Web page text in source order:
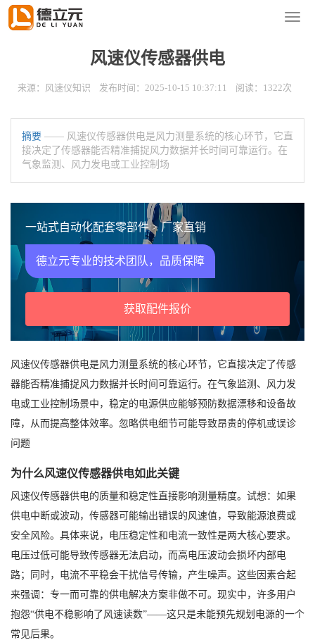
导
您的位置：首页
风速仪传感器供电
来源：风速仪知识 发布时间：2025-10-15 10:37:11 阅读：1322次
摘要 —— 风速仪传感器供电是风力测量系统的核心环节，它直
接决定了传感器能否精准捕捉风力数据并长时间可靠运行。在
气象监测、风力发电或工业控制场
一站式自动化配套零部件 > 厂家直销
德立元专业的技术团队，品质保障
获取配件报价
风速仪传感器供电是风力测量系统的核心环节，它直接决定了传感
器能否精准捕捉风力数据并长时间可靠运行。在气象监测、风力发
电或工业控制场景中，稳定的电源供应能够预防数据漂移和设备故
障，从而提高整体效率。忽略供电细节可能导致昂贵的停机或误诊
问题
为什么风速仪传感器供电如此关键
风速仪传感器供电的质量和稳定性直接影响测量精度。试想：如果
供电中断或波动，传感器可能输出错误的风速值，导致能源浪费或
安全风险。具体来说，电压稳定性和电流一致性是两大核心要求。
电压过低可能导致传感器无法启动，而高电压波动会损坏内部电
路；同时，电流不平稳会干扰信号传输，产生噪声。这些因素合起
来强调：专一而可靠的供电解决方案非做不可。现实中，许多用户
抱怨“供电不稳影响了风速读数”——这只是未能预先规划电源的一个
常见后果。